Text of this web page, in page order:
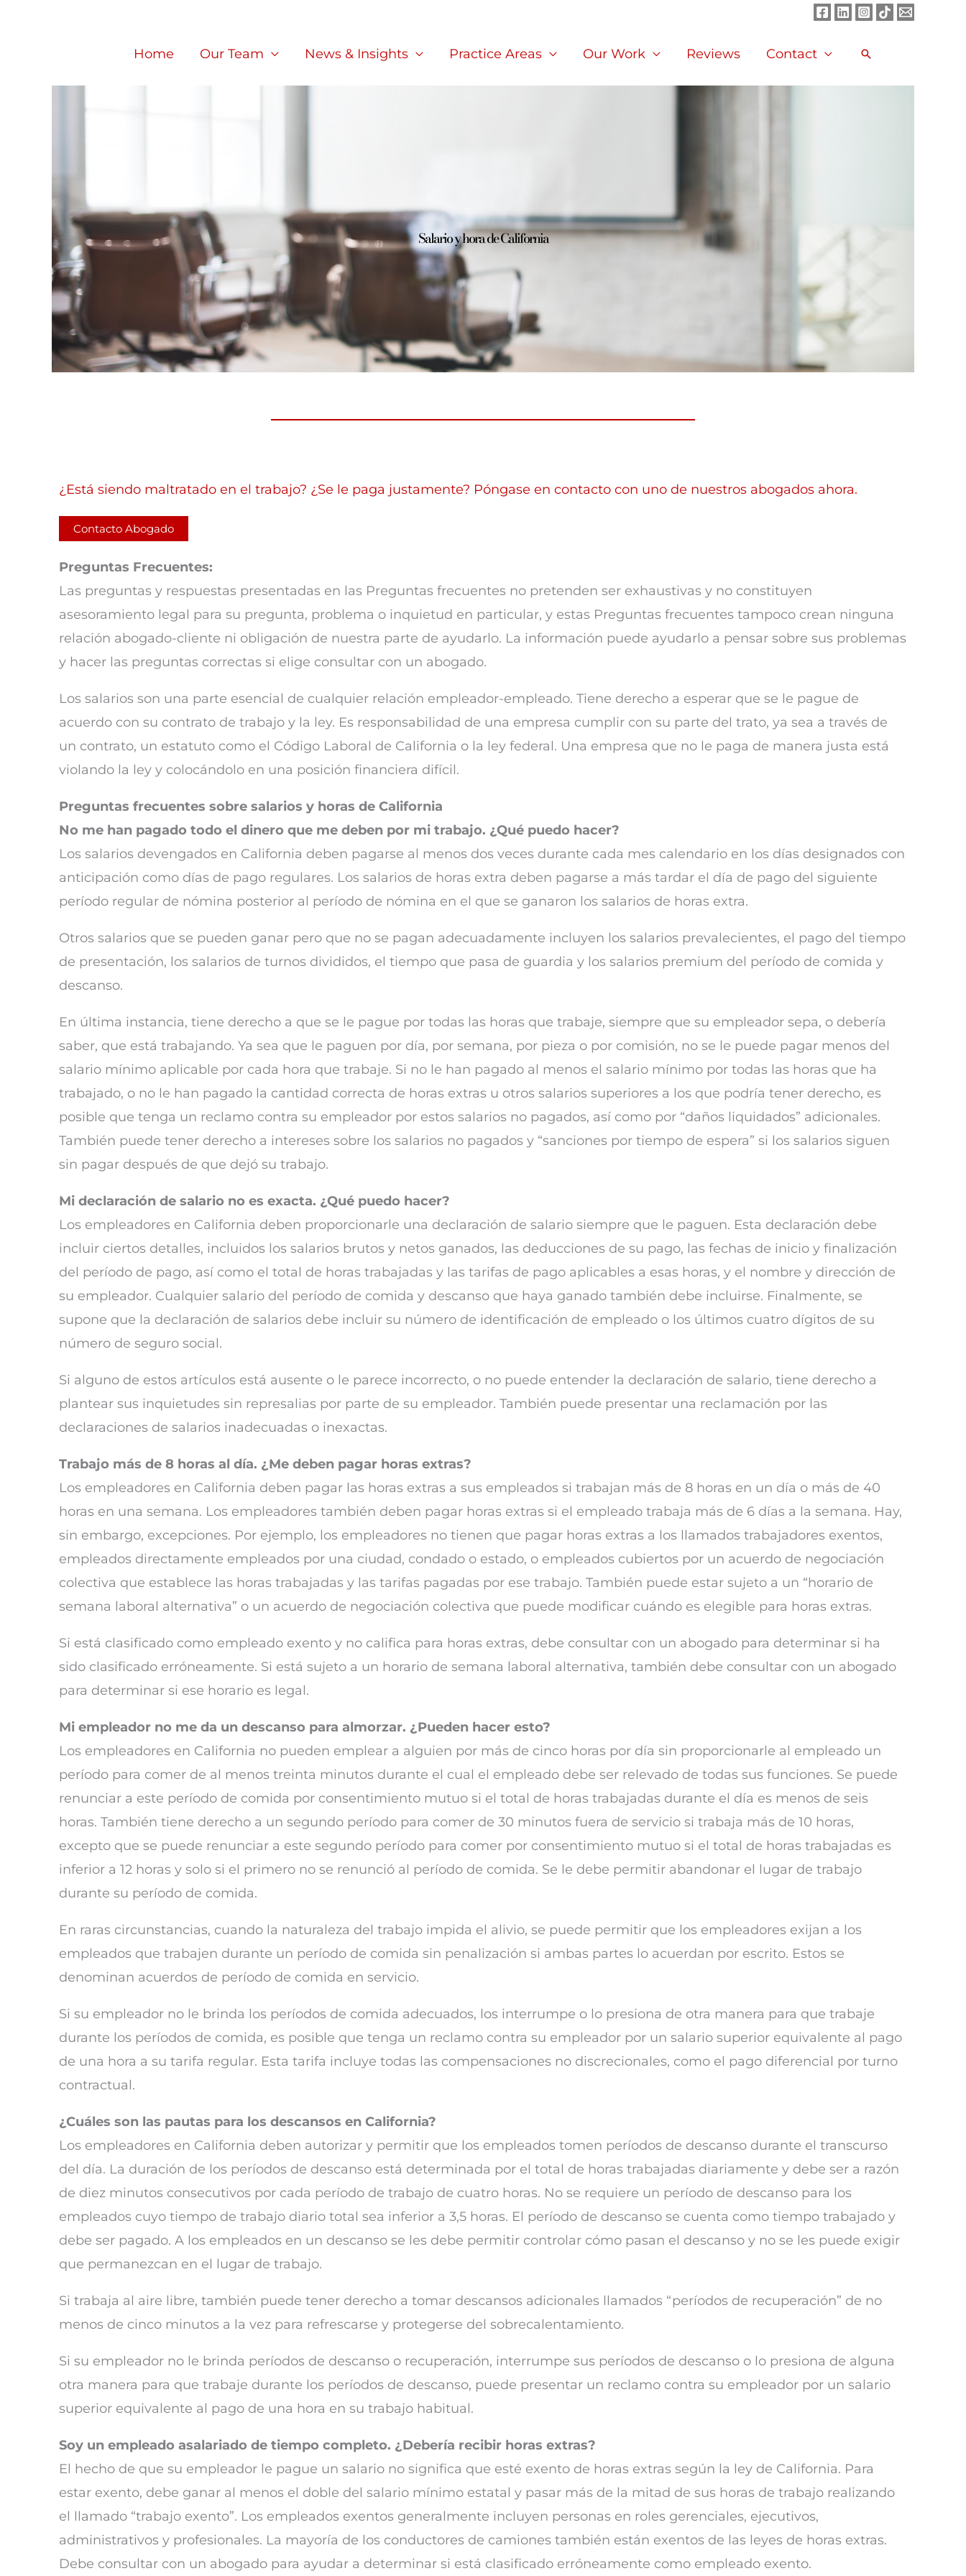
Home Our Team News & Insights Practice Areas Our Work Reviews Contact Search
Salario y hora de California
¿Está siendo maltratado en el trabajo? ¿Se le paga justamente? Póngase en contacto con uno de nuestros abogados ahora.
Contacto Abogado
Preguntas Frecuentes:
Las preguntas y respuestas presentadas en las Preguntas frecuentes no pretenden ser exhaustivas y no constituyen
asesoramiento legal para su pregunta, problema o inquietud en particular, y estas Preguntas frecuentes tampoco crean ninguna
relación abogado-cliente ni obligación de nuestra parte de ayudarlo. La información puede ayudarlo a pensar sobre sus problemas
y hacer las preguntas correctas si elige consultar con un abogado.
Los salarios son una parte esencial de cualquier relación empleador-empleado. Tiene derecho a esperar que se le pague de
acuerdo con su contrato de trabajo y la ley. Es responsabilidad de una empresa cumplir con su parte del trato, ya sea a través de
un contrato, un estatuto como el Código Laboral de California o la ley federal. Una empresa que no le paga de manera justa está
violando la ley y colocándolo en una posición financiera difícil.
Preguntas frecuentes sobre salarios y horas de California
No me han pagado todo el dinero que me deben por mi trabajo. ¿Qué puedo hacer?
Los salarios devengados en California deben pagarse al menos dos veces durante cada mes calendario en los días designados con
anticipación como días de pago regulares. Los salarios de horas extra deben pagarse a más tardar el día de pago del siguiente
período regular de nómina posterior al período de nómina en el que se ganaron los salarios de horas extra.
Otros salarios que se pueden ganar pero que no se pagan adecuadamente incluyen los salarios prevalecientes, el pago del tiempo
de presentación, los salarios de turnos divididos, el tiempo que pasa de guardia y los salarios premium del período de comida y
descanso.
En última instancia, tiene derecho a que se le pague por todas las horas que trabaje, siempre que su empleador sepa, o debería
saber, que está trabajando. Ya sea que le paguen por día, por semana, por pieza o por comisión, no se le puede pagar menos del
salario mínimo aplicable por cada hora que trabaje. Si no le han pagado al menos el salario mínimo por todas las horas que ha
trabajado, o no le han pagado la cantidad correcta de horas extras u otros salarios superiores a los que podría tener derecho, es
posible que tenga un reclamo contra su empleador por estos salarios no pagados, así como por “daños liquidados” adicionales.
También puede tener derecho a intereses sobre los salarios no pagados y “sanciones por tiempo de espera” si los salarios siguen
sin pagar después de que dejó su trabajo.
Mi declaración de salario no es exacta. ¿Qué puedo hacer?
Los empleadores en California deben proporcionarle una declaración de salario siempre que le paguen. Esta declaración debe
incluir ciertos detalles, incluidos los salarios brutos y netos ganados, las deducciones de su pago, las fechas de inicio y finalización
del período de pago, así como el total de horas trabajadas y las tarifas de pago aplicables a esas horas, y el nombre y dirección de
su empleador. Cualquier salario del período de comida y descanso que haya ganado también debe incluirse. Finalmente, se
supone que la declaración de salarios debe incluir su número de identificación de empleado o los últimos cuatro dígitos de su
número de seguro social.
Si alguno de estos artículos está ausente o le parece incorrecto, o no puede entender la declaración de salario, tiene derecho a
plantear sus inquietudes sin represalias por parte de su empleador. También puede presentar una reclamación por las
declaraciones de salarios inadecuadas o inexactas.
Trabajo más de 8 horas al día. ¿Me deben pagar horas extras?
Los empleadores en California deben pagar las horas extras a sus empleados si trabajan más de 8 horas en un día o más de 40
horas en una semana. Los empleadores también deben pagar horas extras si el empleado trabaja más de 6 días a la semana. Hay,
sin embargo, excepciones. Por ejemplo, los empleadores no tienen que pagar horas extras a los llamados trabajadores exentos,
empleados directamente empleados por una ciudad, condado o estado, o empleados cubiertos por un acuerdo de negociación
colectiva que establece las horas trabajadas y las tarifas pagadas por ese trabajo. También puede estar sujeto a un “horario de
semana laboral alternativa” o un acuerdo de negociación colectiva que puede modificar cuándo es elegible para horas extras.
Si está clasificado como empleado exento y no califica para horas extras, debe consultar con un abogado para determinar si ha
sido clasificado erróneamente. Si está sujeto a un horario de semana laboral alternativa, también debe consultar con un abogado
para determinar si ese horario es legal.
Mi empleador no me da un descanso para almorzar. ¿Pueden hacer esto?
Los empleadores en California no pueden emplear a alguien por más de cinco horas por día sin proporcionarle al empleado un
período para comer de al menos treinta minutos durante el cual el empleado debe ser relevado de todas sus funciones. Se puede
renunciar a este período de comida por consentimiento mutuo si el total de horas trabajadas durante el día es menos de seis
horas. También tiene derecho a un segundo período para comer de 30 minutos fuera de servicio si trabaja más de 10 horas,
excepto que se puede renunciar a este segundo período para comer por consentimiento mutuo si el total de horas trabajadas es
inferior a 12 horas y solo si el primero no se renunció al período de comida. Se le debe permitir abandonar el lugar de trabajo
durante su período de comida.
En raras circunstancias, cuando la naturaleza del trabajo impida el alivio, se puede permitir que los empleadores exijan a los
empleados que trabajen durante un período de comida sin penalización si ambas partes lo acuerdan por escrito. Estos se
denominan acuerdos de período de comida en servicio.
Si su empleador no le brinda los períodos de comida adecuados, los interrumpe o lo presiona de otra manera para que trabaje
durante los períodos de comida, es posible que tenga un reclamo contra su empleador por un salario superior equivalente al pago
de una hora a su tarifa regular. Esta tarifa incluye todas las compensaciones no discrecionales, como el pago diferencial por turno
contractual.
¿Cuáles son las pautas para los descansos en California?
Los empleadores en California deben autorizar y permitir que los empleados tomen períodos de descanso durante el transcurso
del día. La duración de los períodos de descanso está determinada por el total de horas trabajadas diariamente y debe ser a razón
de diez minutos consecutivos por cada período de trabajo de cuatro horas. No se requiere un período de descanso para los
empleados cuyo tiempo de trabajo diario total sea inferior a 3,5 horas. El período de descanso se cuenta como tiempo trabajado y
debe ser pagado. A los empleados en un descanso se les debe permitir controlar cómo pasan el descanso y no se les puede exigir
que permanezcan en el lugar de trabajo.
Si trabaja al aire libre, también puede tener derecho a tomar descansos adicionales llamados “períodos de recuperación” de no
menos de cinco minutos a la vez para refrescarse y protegerse del sobrecalentamiento.
Si su empleador no le brinda períodos de descanso o recuperación, interrumpe sus períodos de descanso o lo presiona de alguna
otra manera para que trabaje durante los períodos de descanso, puede presentar un reclamo contra su empleador por un salario
superior equivalente al pago de una hora en su trabajo habitual.
Soy un empleado asalariado de tiempo completo. ¿Debería recibir horas extras?
El hecho de que su empleador le pague un salario no significa que esté exento de horas extras según la ley de California. Para
estar exento, debe ganar al menos el doble del salario mínimo estatal y pasar más de la mitad de sus horas de trabajo realizando
el llamado “trabajo exento”. Los empleados exentos generalmente incluyen personas en roles gerenciales, ejecutivos,
administrativos y profesionales. La mayoría de los conductores de camiones también están exentos de las leyes de horas extras.
Debe consultar con un abogado para ayudar a determinar si está clasificado erróneamente como empleado exento.
Instagram
TikTok
Mail